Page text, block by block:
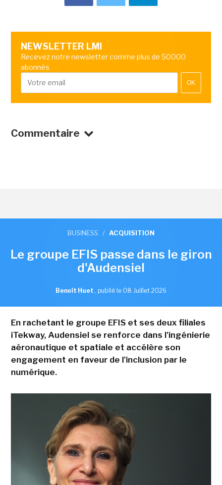
NEWSLETTER LMI
Recevez notre newsletter comme plus de 50000
abonnés
OK
Commentaire
BUSINESS / ACQUISITION
Le groupe EFIS passe dans le giron
d'Audensiel
Benoît Huet , publié le 08 Juillet 2026
En rachetant le groupe EFIS et ses deux filiales
iTekway, Audensiel se renforce dans l'ingénierie
aéronautique et spatiale et accélère son
engagement en faveur de l'inclusion par le
numérique.